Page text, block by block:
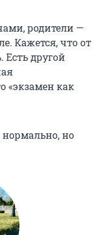
родители —
Кажется, что от
Есть другой
«экзамен как
нормально, но